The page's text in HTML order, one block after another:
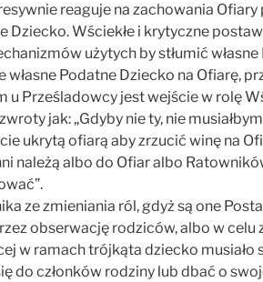
reaguje na zachowania
Dziecko. Wściekłe i krytyczne
użytych by stłumić własne
Podatne Dziecko na Ofiarę,
u Prześladowcy jest wejście w rolę
jak: „Gdyby nie ty, nie
ukrytą ofiarą aby zrzucić winę na
należą albo do Ofiar albo
ze zmieniania ról, gdyż są one
obserwację rodziców, albo w celu
w ramach trójkąta dziecko musiało
do członków rodziny lub dbać o